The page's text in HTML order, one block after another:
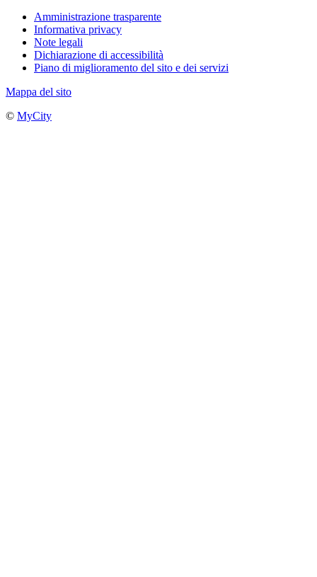
Amministrazione trasparente
Informativa privacy
Note legali
Dichiarazione di accessibilità
Piano di miglioramento del sito e dei servizi
Mappa del sito
© MyCity